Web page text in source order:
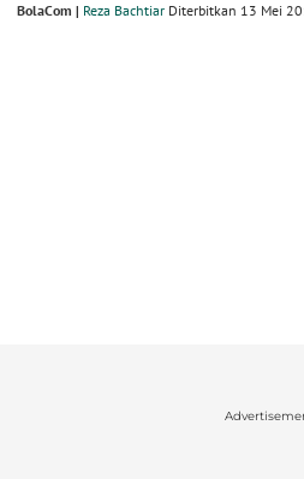
BolaCom | Reza Bachtiar Diterbitkan 13 Mei